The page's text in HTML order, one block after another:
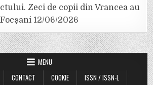
Zeci de copii din Vrancea au
12/06/2026
MENU
CONTACT COOKIE
ISSN / ISSN-L